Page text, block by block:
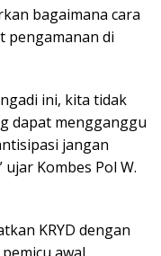
bagaimana cara
pengamanan di
ini, kita tidak
dapat mengganggu
jangan
Kombes Pol W.
KRYD dengan